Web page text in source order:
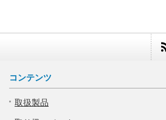
コンテンツ
取扱製品